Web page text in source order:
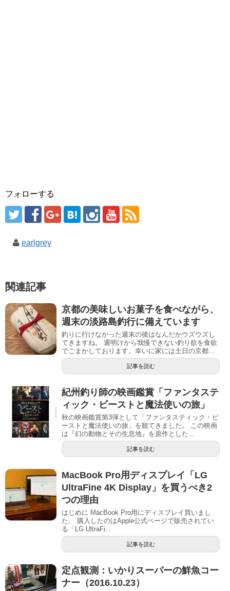
フォローする
earlgrey
関連記事
京都の美味しいお菓子を食べながら、
週末の淡路島釣行に備えています
釣りに行けなかった週末の後はなんだかウズウズし
てきますね。 週明けから我慢できない釣り欲を食欲
でごまかしております。幸いに家には土日の京都...
記事を読む
紀州釣り師の映画鑑賞「ファンタステ
ィック・ビーストと魔法使いの旅」
秋の映画鑑賞第3弾として「ファンタスティック・ビ
ーストと魔法使いの旅」を観てきました。 この映画
は『幻の動物とその生息地』を原作とした...
記事を読む
MacBook Pro用ディスプレイ「LG
UltraFine 4K Display」を買うべき2
つの理由
はじめに MacBook Pro用にディスプレイ買いまし
た。 購入したのはApple公式ページで販売されてい
る「LG UltraFi...
記事を読む
定点観測：いかりスーパーの鮮魚コー
ナー（2016.10.23）